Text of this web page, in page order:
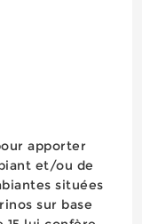
apporter
et/ou de
situées
sur base